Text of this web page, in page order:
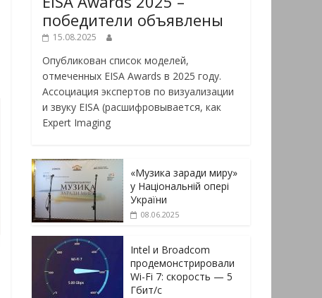
победители объявлены
15.08.2025
Опубликован список моделей,
отмеченных EISA Awards в 2025 году.
Ассоциация экспертов по визуализации
и звуку EISA (расшифровывается, как
Expert Imaging
«Музика заради миру»
у Національній опері
України
08.06.2025
Intel и Broadcom
продемонстрировали
Wi-Fi 7: скорость — 5
Гбит/с